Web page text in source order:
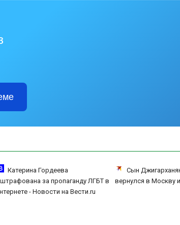
Катерина Гордеева
за пропаганду ЛГБТ в
- Новости на Вести.ru
Сын
вернулся в Москву